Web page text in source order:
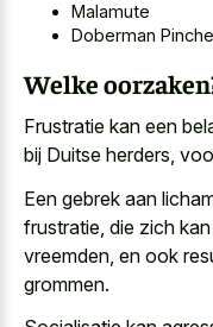
Malamute
Doberman
Welke
Frustratie kan een
bij Duitse herders,
Een gebrek aan
frustratie, die zich
vreemden, en ook
grommen.